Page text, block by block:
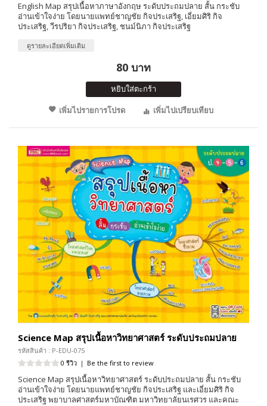
English Map สรุปเนื้อหาภาษาอังกฤษ ระดับประถมปลาย สั้น กระชับ
อ่านเข้าใจง่าย โดยนายแพทย์ชาญชัย กิจประเสริฐ, เอี่ยมศิริ กิจ
ประเสริฐ, วีรปริยา กิจประเสริฐ, ชนม์นิภา กิจประเสริฐ
ดูรายละเอียดเพิ่มเติม
80 บาท
หยิบใส่ตะกร้า
เพิ่มไปรายการโปรด
เพิ่มไปเปรียบเทียบ
Science Map สรุปเนื้อหาวิทยาศาสตร์ ระดับประถมปลาย
รหัสสินค้า : P-EDU-075
0 รีวิว | Be the first to review
Science Map สรุปเนื้อหาวิทยาศาสตร์ ระดับประถมปลาย สั้น กระชับ
อ่านเข้าใจง่าย โดยนายแพทย์ชาญชัย กิจประเสริฐ และเอี่ยมศิริ กิจ
ประเสริฐ พยาบาลศาสตร์มหาบัณฑิต มหาวิทยาลัยนเรศวร และคณะ